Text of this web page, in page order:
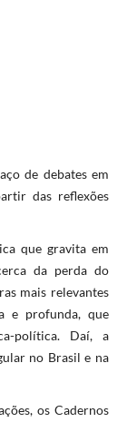
de debates em
das reflexões
que gravita em
da perda do
mais relevantes
e profunda, que
política. Daí, a
no Brasil e na
os Cadernos